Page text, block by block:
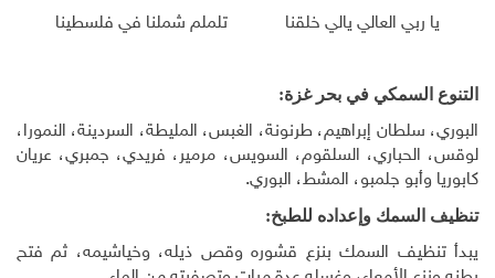
يا ربي العالي يالي خلقنا تلملم شملنا في فلسطينا
التنوع السمكي في بحر غزة:
البوري، سلطان إبراهيم، طرنونة، الغبس، المليطة، السردينة، النمورا،
لوقس، الحباري، السلقوم، السويس، مرمير، فريدي، جمبري، عريان
كابوريا وأبو جلمبو، المشط، البوري.
تنظيف السمك وإعداده للطبخ:
يبدأ تنظيف السمك بنزع قشوره وقص ذيله، وخياشيمه، ثم فتح